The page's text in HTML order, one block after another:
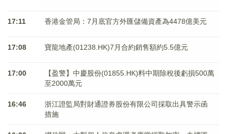
17:11 香港金管局：7月底官方外匯儲備資產為4478億美元
17:08 寶龍地產(01238.HK)7月合約銷售額約5.5億元
17:00
【盈警】中慶股份(01855.HK)料中期除稅後虧損500萬
至2000萬元
16:46
浙江證監局對財通證券股份有限公司採取出具警示函
措施